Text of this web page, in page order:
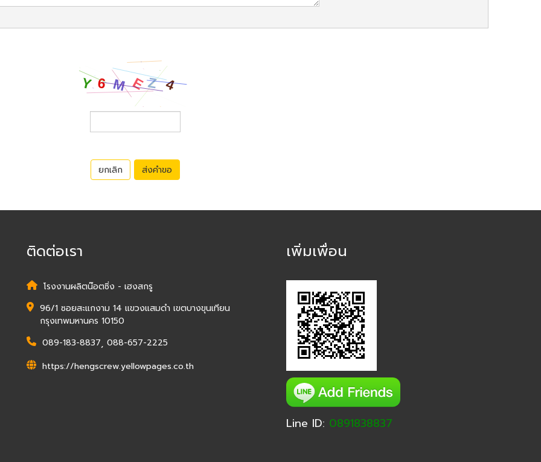
ยกเลิก ส่งคำขอ
ติดต่อเรา
โรงงานผลิตน๊อตซิ่ง - เฮงสกรู
96/1 ซอยสะแกงาม 14 แขวงแสมดำ เขตบางขุนเทียน
กรุงเทพมหานคร 10150
089-183-8837, 088-657-2225
https://hengscrew.yellowpages.co.th
เพิ่มเพื่อน
Line ID: 0891838837